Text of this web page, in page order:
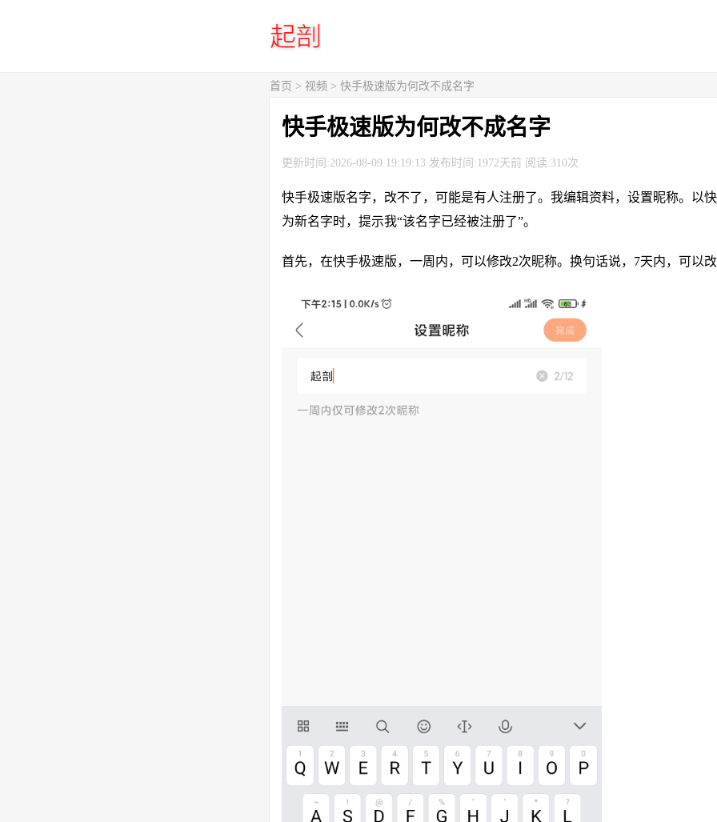
首页 > 视频 > 快手极速版为何改不成名字
快手极速版为何改不成名字
更新时间:2026-08-09 19:19:13 发布时间:1972天前 阅读:310次
快手极速版名字，改不了，可能是有人注册了。我编辑资料，设置昵称。以
为新名字时，提示我“该名字已经被注册了”。
首先，在快手极速版，一周内，可以修改2次昵称。换句话说，7天内，可以改